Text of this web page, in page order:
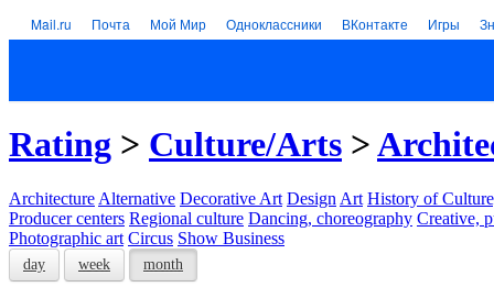
Mail.ru Почта Мой Мир Одноклассники ВКонтакте Игры
Rating > Culture/Arts >
Architecture Alternative Decorative Art Design Art History of
Producer centers Regional culture Dancing, choreography Creative,
Photographic art Circus Show Business
day week month